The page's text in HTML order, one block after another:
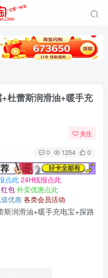
杜蕾斯润滑油+暖手充
关注
0 1254 0
点此 24H线报点此
包外卖优惠点此
优惠 各类会员活动
斯润滑油+暖手充电宝+探路